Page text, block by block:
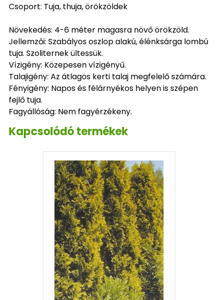
Csoport: Tuja, thuja, örökzöldek
Növekedés: 4-6 méter magasra növő örökzöld.
Jellemzői: Szabályos oszlop alakú, élénksárga lombú
tuja. Szoliternek ültessük.
Vízigény: Közepesen vízigényű.
Talajigény: Az átlagos kerti talaj megfelelő számára.
Fényigény: Napos és félárnyékos helyen is szépen
fejlő tuja.
Fagyállóság: Nem fagyérzékeny.
Kapcsolódó termékek